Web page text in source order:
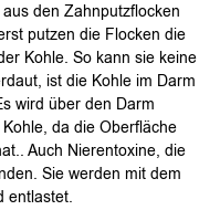
den Zahnputzflocken
putzen die Flocken die
Kohle. So kann sie keine
ist die Kohle im Darm
wird über den Darm
da die Oberfläche
Auch Nierentoxine, die
Sie werden mit dem
entlastet.